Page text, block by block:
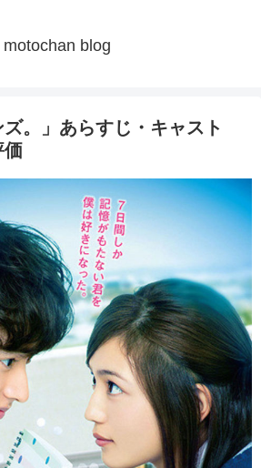
motochan blog
ズ。」あらすじ・キャスト
価